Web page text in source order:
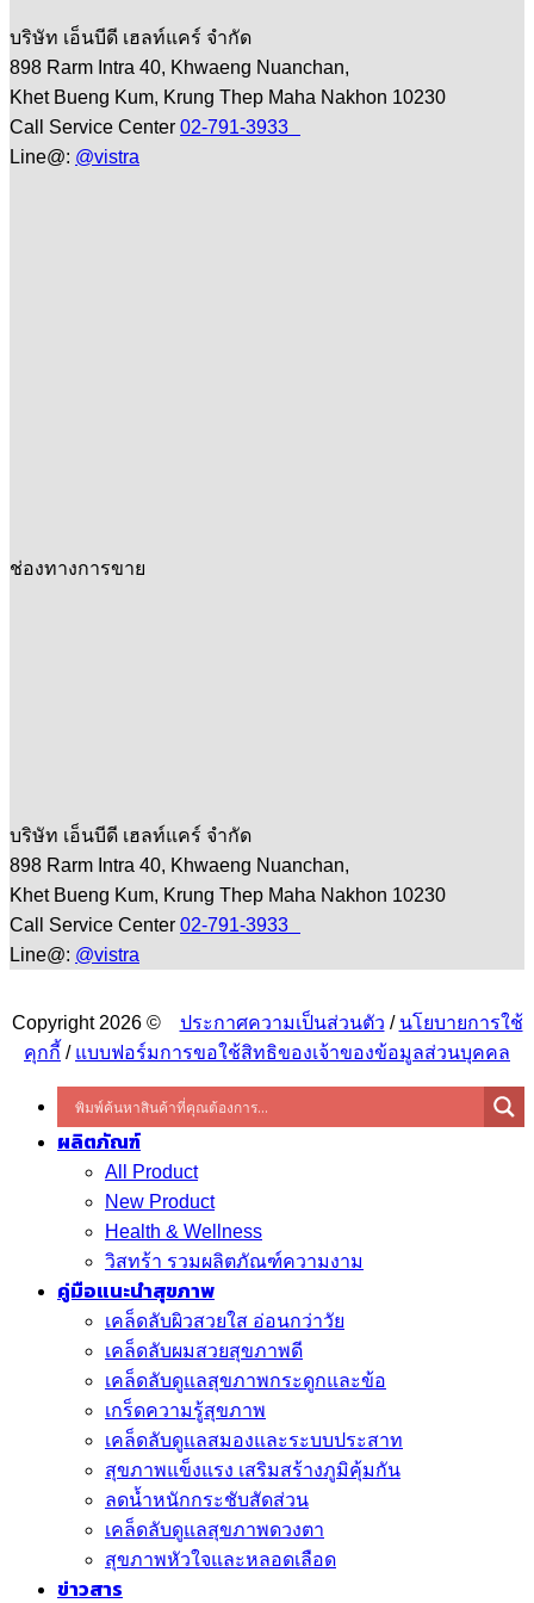
บริษัท เอ็นบีดี เฮลท์แคร์ จำกัด
898 Rarm Intra 40, Khwaeng Nuanchan,
Khet Bueng Kum, Krung Thep Maha Nakhon 10230
Call Service Center 02-791-3933
Line@: @vistra
ช่องทางการขาย
บริษัท เอ็นบีดี เฮลท์แคร์ จำกัด
898 Rarm Intra 40, Khwaeng Nuanchan,
Khet Bueng Kum, Krung Thep Maha Nakhon 10230
Call Service Center 02-791-3933
Line@: @vistra
Copyright 2026 © ประกาศความเป็นส่วนตัว / นโยบายการใช้
คุกกี้ / แบบฟอร์มการขอใช้สิทธิของเจ้าของข้อมูลส่วนบุคคล
ผลิตภัณฑ์
All Product
New Product
Health & Wellness
วิสทร้า รวมผลิตภัณฑ์ความงาม
คู่มือแนะนำสุขภาพ
เคล็ดลับผิวสวยใส อ่อนกว่าวัย
เคล็ดลับผมสวยสุขภาพดี
เคล็ดลับดูแลสุขภาพกระดูกและข้อ
เกร็ดความรู้สุขภาพ
เคล็ดลับดูแลสมองและระบบประสาท
สุขภาพแข็งแรง เสริมสร้างภูมิคุ้มกัน
ลดน้ำหนักกระชับสัดส่วน
เคล็ดลับดูแลสุขภาพดวงตา
สุขภาพหัวใจและหลอดเลือด
ข่าวสาร